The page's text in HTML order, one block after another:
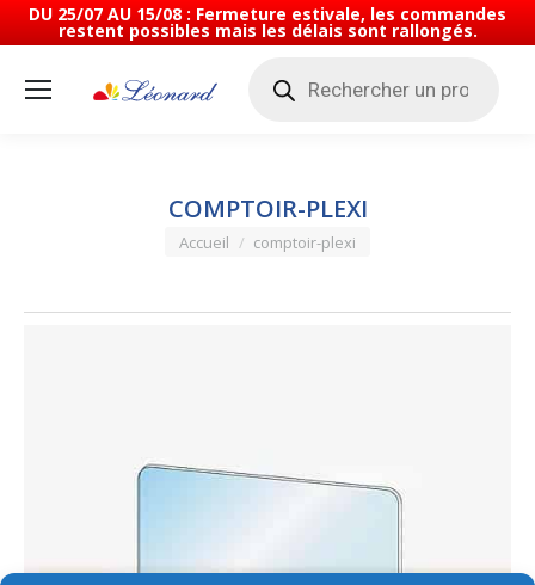
DU 25/07 AU 15/08 : Fermeture estivale, les commandes
restent possibles mais les délais sont rallongés.
produits
COMPTOIR-PLEXI
Vous êtes ici :
Accueil comptoir-plexi